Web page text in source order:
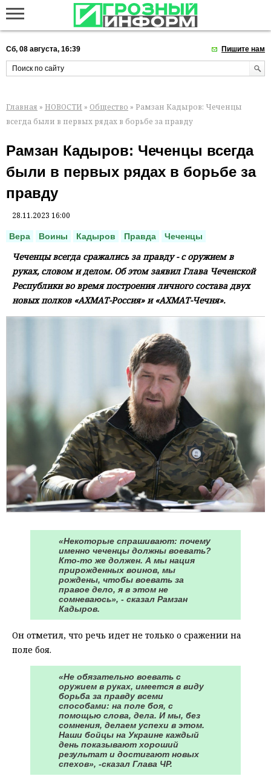
Сб, 08 августа, 16:39 Пишите нам
Главная » НОВОСТИ » Общество » Рамзан Кадыров: Чеченцы
всегда были в первых рядах в борьбе за правду
Рамзан Кадыров: Чеченцы всегда
были в первых рядах в борьбе за
правду
28.11.2023 16:00
Вера Воины Кадыров Правда Чеченцы
Чеченцы всегда сражались за правду - с оружием в
руках, словом и делом. Об этом заявил Глава Чеченской
Республики во время построения личного состава двух
новых полков «АХМАТ-Россия» и «АХМАТ-Чечня».
«Некоторые спрашивают: почему
именно чеченцы должны воевать?
Кто-то же должен. А мы нация
прирожденных воинов, мы
рождены, чтобы воевать за
правое дело, я в этом не
сомневаюсь», - сказал Рамзан
Кадыров.
Он отметил, что речь идет не только о сражении на
поле боя.
«Не обязательно воевать с
оружием в руках, имеется в виду
борьба за правду всеми
способами: на поле боя, с
помощью слова, дела. И мы, без
сомнения, делаем успехи в этом.
Наши бойцы на Украине каждый
день показывают хороший
результат и достигают новых
спехов», -сказал Глава ЧР.